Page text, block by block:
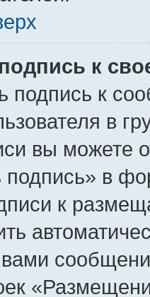
к
подпись к
в
вы можете
подпись» в
к